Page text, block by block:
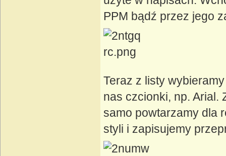
PPM bądź przez jego
Teraz z listy
nas czcionki, np. Arial.
samo powtarzamy dla
styli i zapisujemy